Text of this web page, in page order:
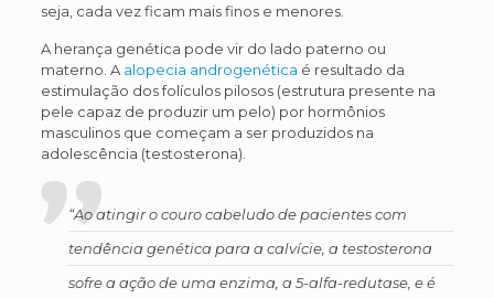
seja, cada vez ficam mais finos e menores.
A herança genética pode vir do lado paterno ou
materno. A alopecia androgenética é resultado da
estimulação dos folículos pilosos (estrutura presente na
pele capaz de produzir um pelo) por hormônios
masculinos que começam a ser produzidos na
adolescência (testosterona).
“Ao atingir o couro cabeludo de pacientes com
tendência genética para a calvície, a testosterona
sofre a ação de uma enzima, a 5-alfa-redutase, e é